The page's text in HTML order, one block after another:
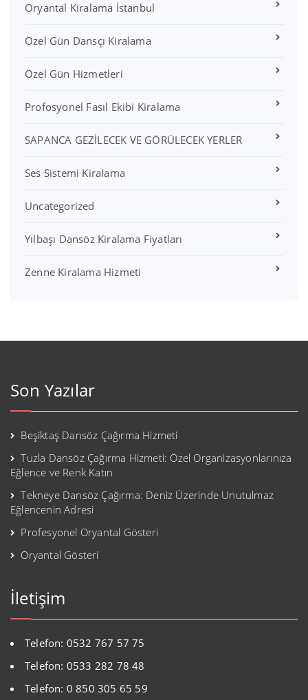
Oryantal Kiralama İstanbul
Özel Gün Dansçı Kiralama
Özel Gün Hizmetleri
Profosyonel Fasıl Ekibi Kiralama
SAPANCA GEZİLECEK VE GÖRÜLECEK YERLER
Ses Sistemi Kiralama
Uncategorized
Yılbaşı Dansöz Kiralama Fiyatları
Zenne Kiralama Hizmeti
Son Yazılar
Beşiktaş Dansöz Çağırma Hizmeti
Tuzla Dansöz Çağırma Hizmeti: Özel Organizasyonlarınıza
Eğlence ve Renk Katın
Tekneye Dansöz Çağırma: Deniz Üzerinde Unutulmaz
Eğlencenin Adresi
Profesyonel Oryantal Gösteri
Oryantal Gösteri
İletişim
Telefon: 0532 767 57 75
Telefon: 0533 282 78 48
Telefon: 0 850 305 65 59